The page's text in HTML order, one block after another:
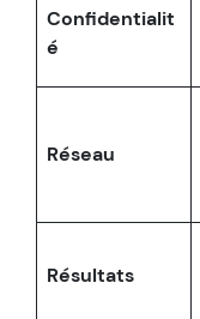
Confidentialit
é
Réseau
Résultats